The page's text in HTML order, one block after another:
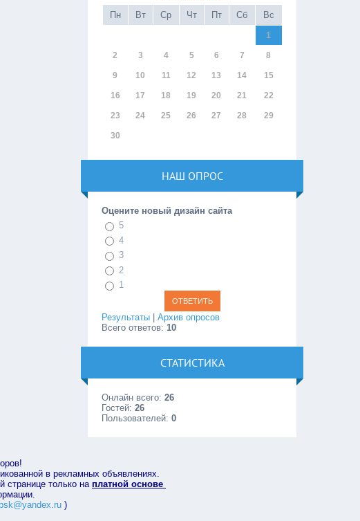
Пн
Вт Ср Чт Пт Сб Вс
1
2 3 4 5 6 7 8
9 10 11 12 13 14 15
16 17 18 19 20 21 22
23 24 25 26 27 28 29
30
НАШ ОПРОС
Оцените новый дизайн сайта
5
4
3
2
1
Результаты |Архив опросов
Всего ответов: 10
СТАТИСТИКА
Онлайн всего:26
Гостей:26
Пользователей:0
в рекламных объявлениях.
странице только на платной основе
)